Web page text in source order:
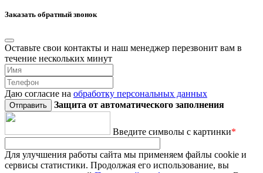
Заказать обратный звонок
Оставьте свои контакты и наш менеджер перезвонит вам в
течение нескольких минут
Даю согласие на обработку персональных данных
Защита от автоматического заполнения
Введите символы с картинки*
Для улучшения работы сайта мы применяем файлы cookie и
сервисы статистики. Продолжая его использование, вы